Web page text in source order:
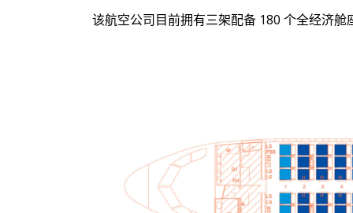
该航空公司目前拥有三架配备 180 个全经济